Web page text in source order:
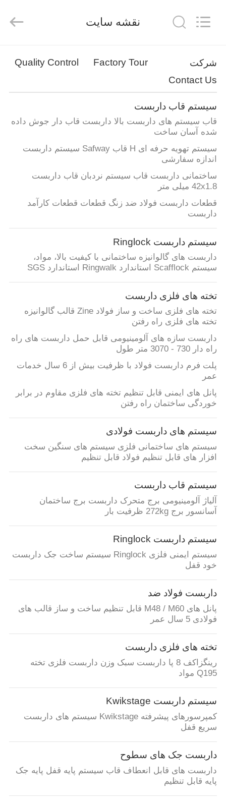
محصولات
دربارهی
ما
تور
کارخانه
کنترل
کیفیت
تماس
ما
درخواست
نقل
قول
نقشه
سایت
PRIVACY
POLICY
Formwork
System
نقشه سایت
شرکت Factory Tour
Quality Control
Contact Us
سیستم قاب داربست
قاب سیستم های داربست بالا داربست قاب دار جوش داده
شده آسان ساخت
سیستم تهویه حرفه ای H قاب Safway سیستم داربست
اندازه سفارشی
ساختمانی داربست قاب سیستم نردبان قاب داربست
42x1.8 میلی متر
قطعات داربست فولاد ضد زنگ قطعات قطعات کارآمد
داربست
سیستم داربست Ringlock
داربست های گالوانیزه ساختمانی با کیفیت بالا، مواد،
سیستم Scafflock استاندارد Ringwalk استاندارد SGS
تخته های فلزی داربست
تخته های فلزی ساخت و ساز فولاد Zine قالب گالوانیزه
تخته های فلزی راه رفتن
داربست سازه های آلومینیومی قابل حمل داربست های راه
راه دار 730 - 3070 متر طول
پلت فرم داربست فولاد با ظرفیت بیش از 6 سال خدمات
عمر
پانل های ایمنی قابل تنظیم تخته های فلزی مقاوم در برابر
خوردگی ساختمان راه رفتن
سیستم های داربست فولادی
سیستم های ساختمانی فلزی سیستم های سنگین سخت
افزار های قابل تنظیم فولاد قابل تنظیم
سیستم قاب داربست
آلیاژ آلومینیومی برج متحرک داربست برج ساختمان
آسانسور برج 272kg ظرفیت بار
سیستم داربست Ringlock
سیستم ایمنی فلزی Ringlock سیستم ساخت جک داربست
خود قفل
داربست فولاد ضد
پانل های M48 / M60 قابل تنظیم ساخت و ساز قالب های
فولادی 5 سال عمر
تخته های فلزی داربست
رینگزاکف 8 پا داربست سبک وزن داربست فلزی تخته
Q195 مواد
سیستم داربست Kwikstage
کمپرسورهای پیشرفته Kwikstage سیستم های داربست
سریع قفل
داربست جک های سطوح
داربست های قابل انعطاف قاب سیستم پایه قفل پایه جک
پایه قابل تنظیم